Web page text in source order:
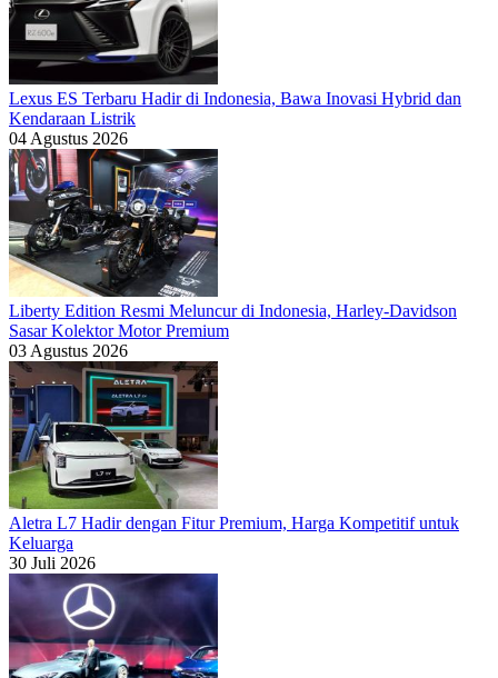
Lexus ES Terbaru Hadir di Indonesia, Bawa Inovasi Hybrid dan
Kendaraan Listrik
04 Agustus 2026
Liberty Edition Resmi Meluncur di Indonesia, Harley-Davidson
Sasar Kolektor Motor Premium
03 Agustus 2026
Aletra L7 Hadir dengan Fitur Premium, Harga Kompetitif untuk
Keluarga
30 Juli 2026